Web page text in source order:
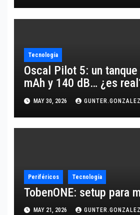
Tecnología
Oscal Pilot 5: un
mAh y 140 dB… ¿es
MAY 30, 2026 GUNTER.GONZALEZ
Periféricos Tecnología
TobenONE: setup para
MAY 21, 2026 GUNTER.GONZALEZ